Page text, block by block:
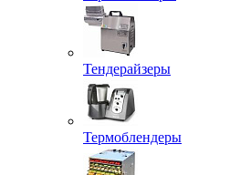
Тендерайзеры
Термоблендеры